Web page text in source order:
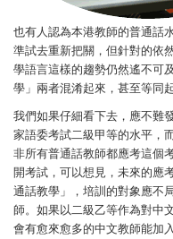
也有人認為本港教師的普通話
準試去重新把關，但針對的依
學語言這樣的趨勢仍然遙不可
學」兩者混淆起來，甚至等同起
我們如果仔細看下去，應不難
家語委考試二級甲等的水平，
非所有普通話教師都應考這個
開考試，可以想見，未來的應
通話教學」，培訓的對象應不
師。如果以二級乙等作為對中
會有愈來愈多的中文教師能加